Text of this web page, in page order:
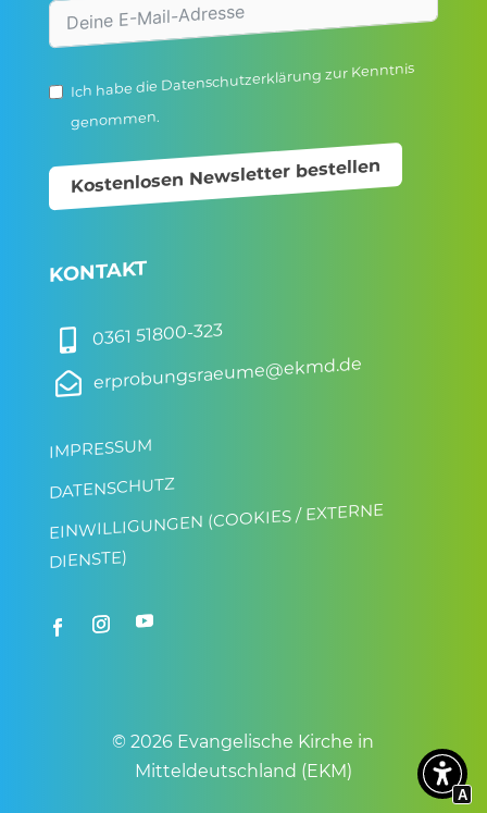
Ich habe die Datenschutzerklärungzur Kenntnis
genommen.
Kostenlosen Newsletter bestellen
KONTAKT
 0361 51800-323
 erprobungsraeume@ekmd.de
IMPRESSUM
DATENSCHUTZ
EINWILLIGUNGEN (COOKIES / EXTERNE
DIENSTE)
© 2026 Evangelische Kirche in
Mitteldeutschland (EKM)
A